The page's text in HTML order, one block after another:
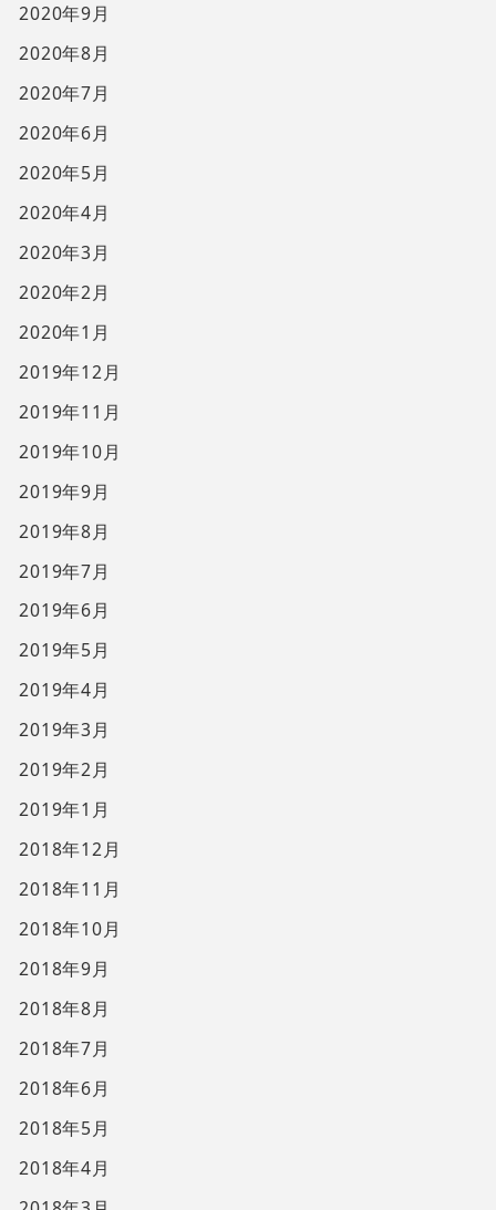
2020年9月
2020年8月
2020年7月
2020年6月
2020年5月
2020年4月
2020年3月
2020年2月
2020年1月
2019年12月
2019年11月
2019年10月
2019年9月
2019年8月
2019年7月
2019年6月
2019年5月
2019年4月
2019年3月
2019年2月
2019年1月
2018年12月
2018年11月
2018年10月
2018年9月
2018年8月
2018年7月
2018年6月
2018年5月
2018年4月